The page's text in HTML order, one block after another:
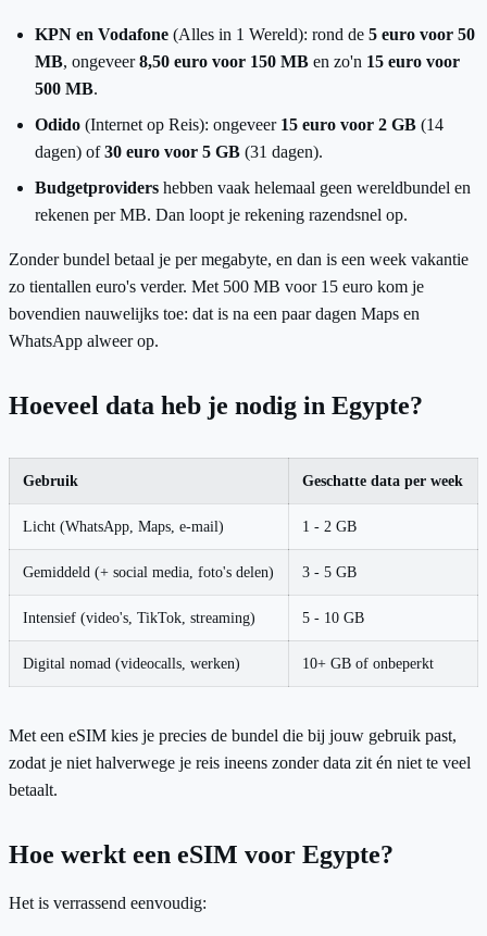
KPN en Vodafone (Alles in 1 Wereld): rond de 5 euro voor 50
MB, ongeveer8,50 euro voor 150 MB en zo'n 15 euro voor
500 MB.
Odido (Internet op Reis): ongeveer 15 euro voor 2 GB (14
dagen) of30 euro voor 5 GB (31 dagen).
Budgetproviders hebben vaak helemaal geen wereldbundel en
rekenen per MB. Dan loopt je rekening razendsnel op.
Zonder bundel betaal je per megabyte, en dan is een week vakantie
zo tientallen euro's verder. Met 500 MB voor 15 euro kom je
bovendien nauwelijks toe: dat is na een paar dagen Maps en
WhatsApp alweer op.
Hoeveel data heb je nodig in Egypte?
Gebruik Geschatte data per week
Licht (WhatsApp, Maps, e-mail) 1 - 2 GB
Gemiddeld (+ social media, foto's delen) 3 - 5 GB
Intensief (video's, TikTok, streaming) 5 - 10 GB
Digital nomad (videocalls, werken) 10+ GB of onbeperkt
Met een eSIM kies je precies de bundel die bij jouw gebruik past,
zodat je niet halverwege je reis ineens zonder data zit én niet te veel
betaalt.
Hoe werkt een eSIM voor Egypte?
Het is verrassend eenvoudig: